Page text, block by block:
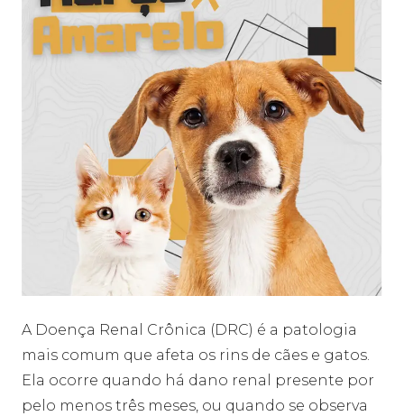
A Doença Renal Crônica (DRC) é a patologia
mais comum que afeta os rins de cães e gatos.
Ela ocorre quando há dano renal presente por
pelo menos três meses, ou quando se observa